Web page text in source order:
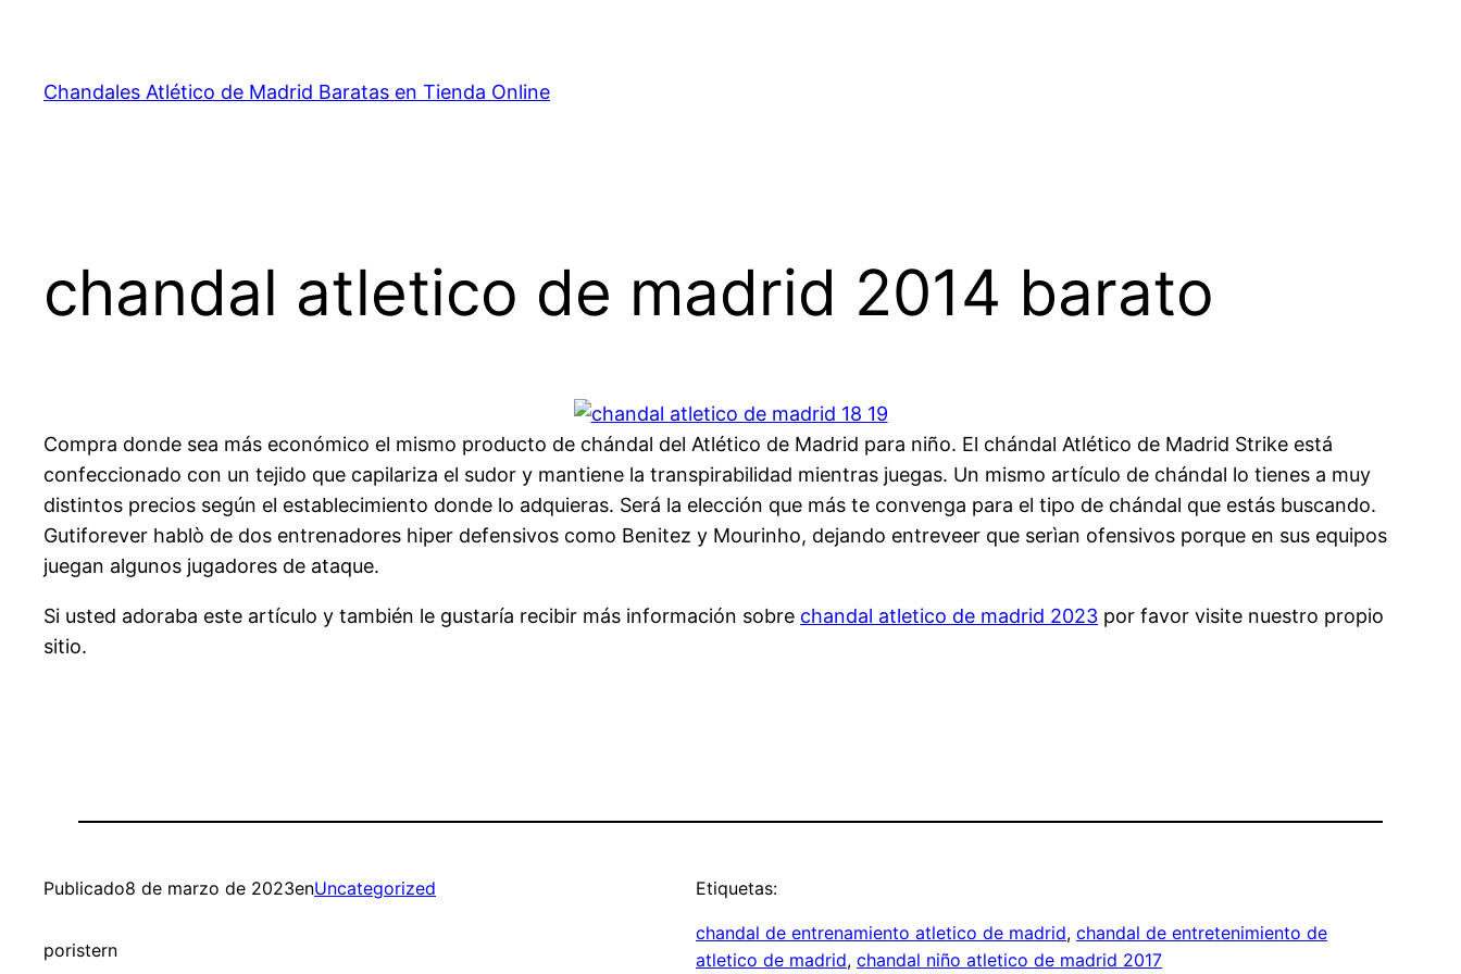
contenido
Chandales Atlético de Madrid Baratas en Tienda Online
chandal atletico de madrid 2014 barato
Compra donde sea más económico el mismo producto de chándal del Atlético de Madrid para niño. El chándal Atlético de Madrid Strike está
confeccionado con un tejido que capilariza el sudor y mantiene la transpirabilidad mientras juegas. Un mismo artículo de chándal lo tienes a muy
distintos precios según el establecimiento donde lo adquieras. Será la elección que más te convenga para el tipo de chándal que estás buscando.
Gutiforever hablò de dos entrenadores hiper defensivos como Benitez y Mourinho, dejando entreveer que serìan ofensivos porque en sus equipos
juegan algunos jugadores de ataque.
Si usted adoraba este artículo y también le gustaría recibir más información sobre chandal atletico de madrid 2023 por favor visite nuestro propio
sitio.
Publicado8 de marzo de 2023enUncategorized
poristern
Etiquetas:
chandal de entrenamiento atletico de madrid, chandal de entretenimiento de
atletico de madrid, chandal niño atletico de madrid 2017